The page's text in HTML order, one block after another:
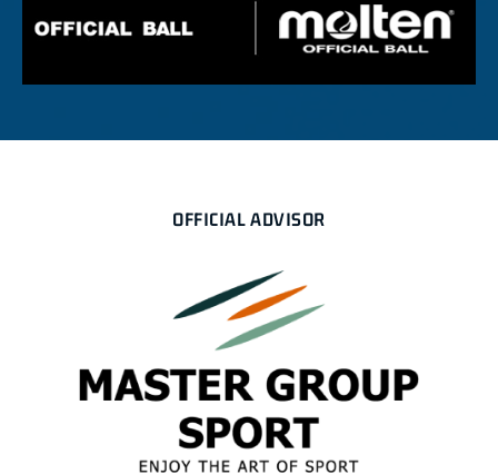
OFFICIAL ADVISOR